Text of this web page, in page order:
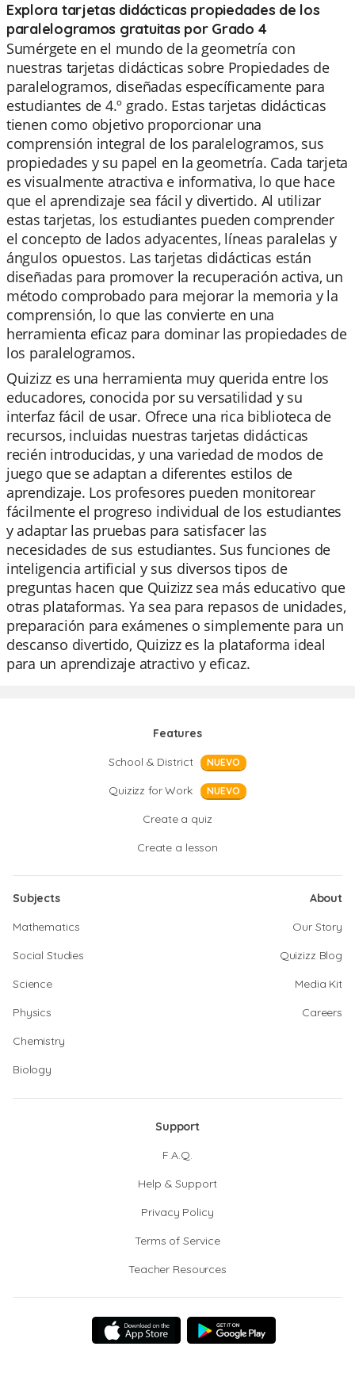
Explora tarjetas didácticas propiedades de los
paralelogramos gratuitas por Grado 4
Sumérgete en el mundo de la geometría con
nuestras tarjetas didácticas sobre Propiedades de
paralelogramos, diseñadas específicamente para
estudiantes de 4.º grado. Estas tarjetas didácticas
tienen como objetivo proporcionar una
comprensión integral de los paralelogramos, sus
propiedades y su papel en la geometría. Cada tarjeta
es visualmente atractiva e informativa, lo que hace
que el aprendizaje sea fácil y divertido. Al utilizar
estas tarjetas, los estudiantes pueden comprender
el concepto de lados adyacentes, líneas paralelas y
ángulos opuestos. Las tarjetas didácticas están
diseñadas para promover la recuperación activa, un
método comprobado para mejorar la memoria y la
comprensión, lo que las convierte en una
herramienta eficaz para dominar las propiedades de
los paralelogramos.
Quizizz es una herramienta muy querida entre los
educadores, conocida por su versatilidad y su
interfaz fácil de usar. Ofrece una rica biblioteca de
recursos, incluidas nuestras tarjetas didácticas
recién introducidas, y una variedad de modos de
juego que se adaptan a diferentes estilos de
aprendizaje. Los profesores pueden monitorear
fácilmente el progreso individual de los estudiantes
y adaptar las pruebas para satisfacer las
necesidades de sus estudiantes. Sus funciones de
inteligencia artificial y sus diversos tipos de
preguntas hacen que Quizizz sea más educativo que
otras plataformas. Ya sea para repasos de unidades,
preparación para exámenes o simplemente para un
descanso divertido, Quizizz es la plataforma ideal
para un aprendizaje atractivo y eficaz.
Features
School & District
NUEVO
Quizizz for Work NUEVO
Create a quiz
Create a lesson
Subjects
Mathematics
Social Studies
Science
Physics
Chemistry
Biology
About
Our Story
Quizizz Blog
Media Kit
Careers
Support
F.A.Q.
Help & Support
Privacy Policy
Terms of Service
Teacher Resources